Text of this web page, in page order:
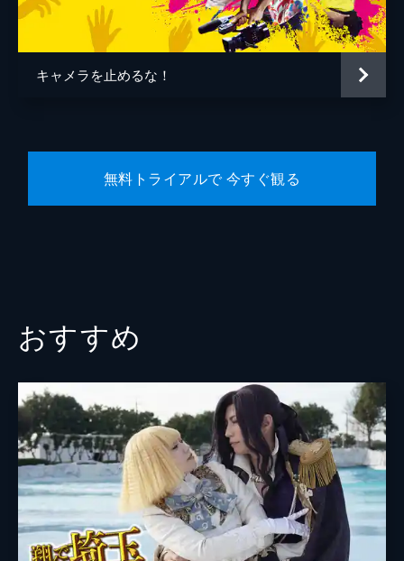
キャメラを止めるな！
無料トライアルで 今すぐ観る
おすすめ